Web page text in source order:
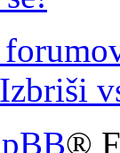
Izbriši
®